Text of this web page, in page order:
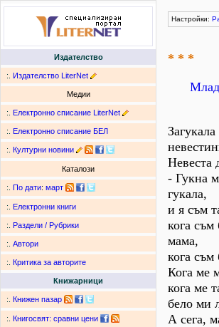
Издателство
:. Издателство LiterNet
Медии
:. Електронно списание LiterNet
:. Електронно списание БЕЛ
:. Културни новини
Каталози
:. По дати: март
:. Електронни книги
:. Раздели / Рубрики
:. Автори
:. Критика за авторите
Книжарници
:. Книжен пазар
:. Книгосвят: сравни цени
Настройки:
* * *
Невеста
- Гукна
гукала,
и я съм
кога
мама,
кога
Кога ме
кога ме
бело ми
А сега,